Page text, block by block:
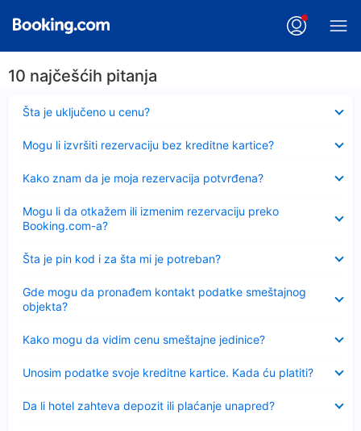
10 najčešćih pitanja
Šta je uključeno u cenu?
Sažeto
Mogu li izvršiti rezervaciju bez kreditne kartice?
Kako znam da je moja rezervacija potvrđena?
Mogu li da otkažem ili izmenim rezervaciju preko
Booking.com-a?
Šta je pin kod i za šta mi je potreban?
Sažeto
Gde mogu da pronađem kontakt podatke smeštajnog
objekta?
Kako mogu da vidim cenu smeštajne jedinice?
Unosim podatke svoje kreditne kartice. Kada ću platiti?
Da li hotel zahteva depozit ili plaćanje unapred?